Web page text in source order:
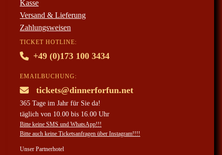
Kasse
Versand & Lieferung
Zahlungsweisen
TICKET HOTLINE:
+49 (0)173 100 3434
EMAILBUCHUNG:
tickets@dinnerforfun.net
365 Tage im Jahr für Sie da!
täglich von 10.00 bis 16.00 Uhr
Bitte keine SMS und WhatsApp!!!
Bitte auch keine Ticketsanfragen über Instagram!!!!
Unser Partnerhotel